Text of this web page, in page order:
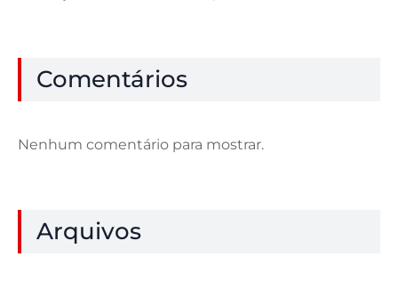
Comentários
Nenhum comentário para mostrar.
Arquivos